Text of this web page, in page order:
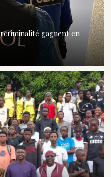
gagnent en